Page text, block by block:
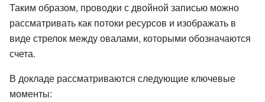
Таким образом, проводки с двойной записью можно
рассматривать как потоки ресурсов и изображать в
виде стрелок между овалами, которыми обозначаются
счета.
В докладе рассматриваются следующие ключевые
моменты: